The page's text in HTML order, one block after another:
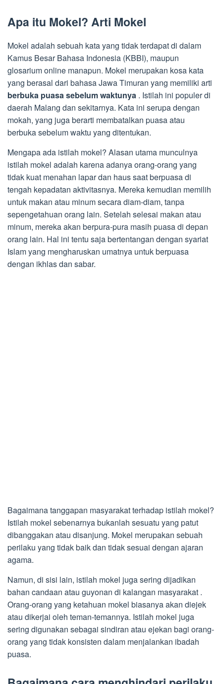
Apa itu Mokel? Arti Mokel
Mokel adalah sebuah kata yang tidak terdapat di dalam
Kamus Besar Bahasa Indonesia (KBBI), maupun
glosarium online manapun. Mokel merupakan kosa kata
yang berasal dari bahasa Jawa Timuran yang memiliki arti
berbuka puasa sebelum waktunya . Istilah ini populer di
daerah Malang dan sekitarnya. Kata ini serupa dengan
mokah, yang juga berarti membatalkan puasa atau
berbuka sebelum waktu yang ditentukan.
Mengapa ada istilah mokel? Alasan utama munculnya
istilah mokel adalah karena adanya orang-orang yang
tidak kuat menahan lapar dan haus saat berpuasa di
tengah kepadatan aktivitasnya. Mereka kemudian memilih
untuk makan atau minum secara diam-diam, tanpa
sepengetahuan orang lain. Setelah selesai makan atau
minum, mereka akan berpura-pura masih puasa di depan
orang lain. Hal ini tentu saja bertentangan dengan syariat
Islam yang mengharuskan umatnya untuk berpuasa
dengan ikhlas dan sabar.
Bagaimana tanggapan masyarakat terhadap istilah mokel?
Istilah mokel sebenarnya bukanlah sesuatu yang patut
dibanggakan atau disanjung. Mokel merupakan sebuah
perilaku yang tidak baik dan tidak sesuai dengan ajaran
agama.
Namun, di sisi lain, istilah mokel juga sering dijadikan
bahan candaan atau guyonan di kalangan masyarakat .
Orang-orang yang ketahuan mokel biasanya akan diejek
atau dikerjai oleh teman-temannya. Istilah mokel juga
sering digunakan sebagai sindiran atau ejekan bagi orang-
orang yang tidak konsisten dalam menjalankan ibadah
puasa.